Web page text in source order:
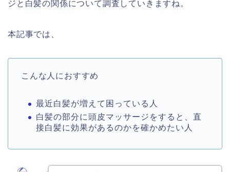
ジと白髪の関係について調査していきますね。
本記事では、
こんな人におすすめ
最近白髪が増えて困っている人
白髪の部分に頭皮マッサージをすると、直
接白髪に効果があるのかを確かめたい人